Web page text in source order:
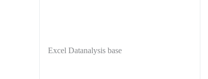
Excel Datanalysis base